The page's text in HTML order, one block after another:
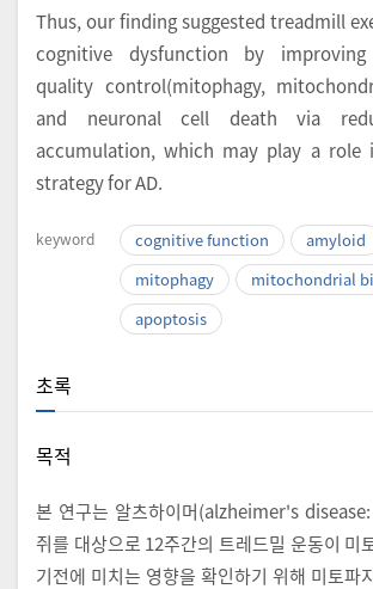
Thus, our finding suggested treadmill
cognitive dysfunction by improving
quality control(mitophagy,
and neuronal cell death via
accumulation, which may play a role
strategy for AD.
keyword cognitive function
amyloid
mitophagy
mitochondrial
apoptosis
초록
목적
본 연구는 알츠하이머(alzheimer's
쥐를 대상으로 12주간의 트레드밀 운동이 미
기전에 미치는 영향을 확인하기 위해 미토파